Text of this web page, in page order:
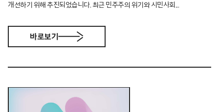
개선하기 위해 추진되었습니다. 최근 민주주의 위기와 시민사회...
바로보기